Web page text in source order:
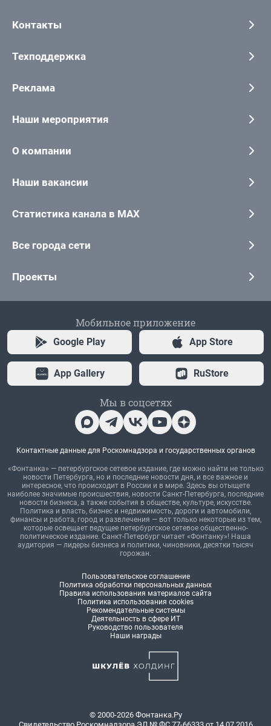
Контакты
Техподдержка
Реклама
Наши мероприятия
О компании
Наши вакансии
Статистика канала в MAX
Все города сети
Проекты
Мобильное приложение
Google Play App Store
App Gallery RuStore
Мы в соцсетях
Контактные данные для Роскомнадзора и государственных органов
«Фонтанка» — петербургское сетевое издание, где можно найти не только
новости Петербурга, но и последние новости дня, и все важное и
интересное, что происходит в России и в мире. Здесь вы отыщете
наиболее значимые происшествия, новости Санкт-Петербурга, последние
новости бизнеса, а также события в обществе, культуре, искусстве.
Политика и власть, бизнес и недвижимость, дороги и автомобили,
финансы и работа, город и развлечения — вот только некоторые из тем,
которые освещает ведущее петербургское сетевое общественно-
политическое издание. Санкт-Петербург читает «Фонтанку»! Наша
аудитория — лидеры бизнеса и политики, чиновники, десятки тысяч
горожан.
Пользовательское соглашение
Политика обработки персональных данных
Правила использования материалов сайта
Политика использования cookies
Рекомендательные системы
Деятельность в сфере ИТ
Руководство пользователя
Наши награды
© 2000-2026 Фонтанка.Ру